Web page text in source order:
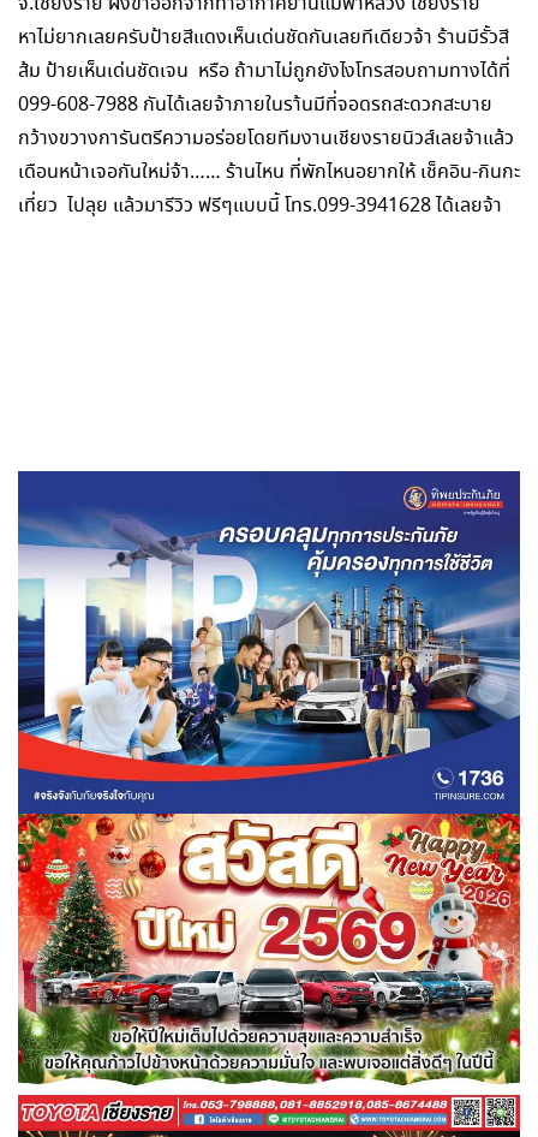
หาไม่ยากเลยครับป้ายสีแดงเห็นเด่นชัดกันเลยทีเดียวจ้า ร้านมีรั้วสี
ส้ม ป้ายเห็นเด่นชัดเจน หรือ ถ้ามาไม่ถูกยังไงโทรสอบถามทางได้ที่
099-608-7988 กันได้เลยจ้าภายในรา้นมีที่จอดรถสะดวกสะบาย
กว้างขวางการันตรีความอร่อยโดยทีมงานเชียงรายนิวส์เลยจ้าแล้ว
เดือนหน้าเจอกันใหม่จ้า…… ร้านไหน ที่พักไหนอยากให้ เช็คอิน-กินกะ
เที่ยว ไปลุย แล้วมารีวิว ฟรีๆแบบนี้ โทร.099-3941628 ได้เลยจ้า